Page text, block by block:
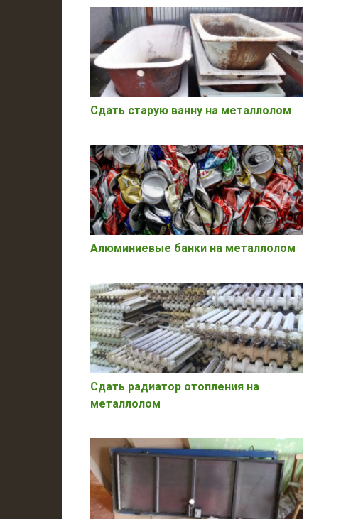
Сдать старую ванну на металлолом
Алюминиевые банки на металлолом
Сдать радиатор отопления на
металлолом